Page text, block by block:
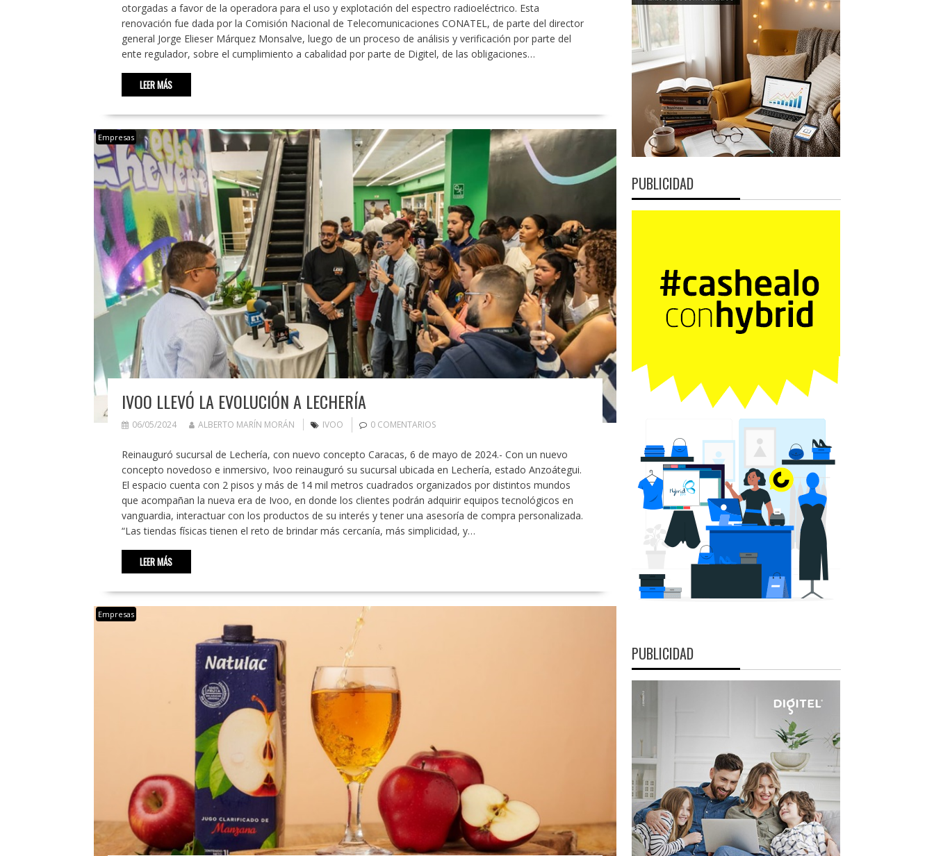
otorgadas a favor de la operadora para el uso y explotación del espectro radioeléctrico. Esta
renovación fue dada por la Comisión Nacional de Telecomunicaciones CONATEL, de parte del director
general Jorge Elieser Márquez Monsalve, luego de un proceso de análisis y verificación por parte del
ente regulador, sobre el cumplimiento a cabalidad por parte de Digitel, de las obligaciones…
LEER MÁS
Empresas
IVOO LLEVÓ LA EVOLUCIÓN A LECHERÍA
06/05/2024 ALBERTO MARÍN MORÁN IVOO 0 COMENTARIOS
Reinauguró sucursal de Lechería, con nuevo concepto Caracas, 6 de mayo de 2024.- Con un nuevo
concepto novedoso e inmersivo, Ivoo reinauguró su sucursal ubicada en Lechería, estado Anzoátegui.
El espacio cuenta con 2 pisos y más de 14 mil metros cuadrados organizados por distintos mundos
que acompañan la nueva era de Ivoo, en donde los clientes podrán adquirir equipos tecnológicos en
vanguardia, interactuar con los productos de su interés y tener una asesoría de compra personalizada.
“Las tiendas físicas tienen el reto de brindar más cercanía, más simplicidad, y…
LEER MÁS
Empresas
PUBLICIDAD
PUBLICIDAD